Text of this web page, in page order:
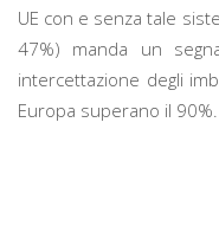
UE con e senza tale
47%) manda un
intercettazione degli
Europa superano il 90%.